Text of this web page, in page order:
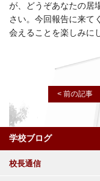
が、どうぞあなたの居
さい。今回報告に来て
会えることを楽しみに
< 前の記事
学校ブログ
校長通信